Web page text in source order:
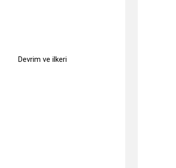
Devrim ve ilkeri